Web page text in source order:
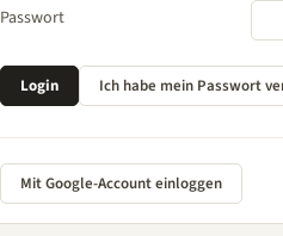
Passwort
Mit Google-Account einloggen